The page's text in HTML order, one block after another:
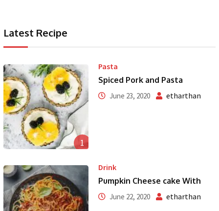
Latest Recipe
1
Pasta
Spiced Pork and Pasta
June 23, 2020 etharthan
Drink
Pumpkin Cheese cake With
June 22, 2020 etharthan